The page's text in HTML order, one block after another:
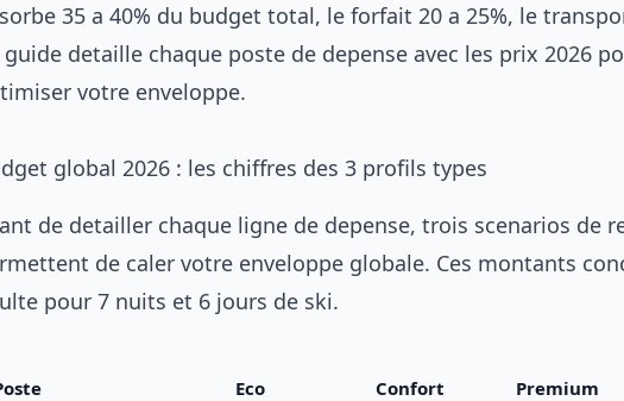
35 a 40% du budget total, le forfait 20 a 25%, le
guide detaille chaque poste de depense avec les prix 2026
votre enveloppe.
global 2026 : les chiffres des 3 profils types
de detailler chaque ligne de depense, trois scenarios de
de caler votre enveloppe globale. Ces montants
pour 7 nuits et 6 jours de ski.
Eco Confort Premium